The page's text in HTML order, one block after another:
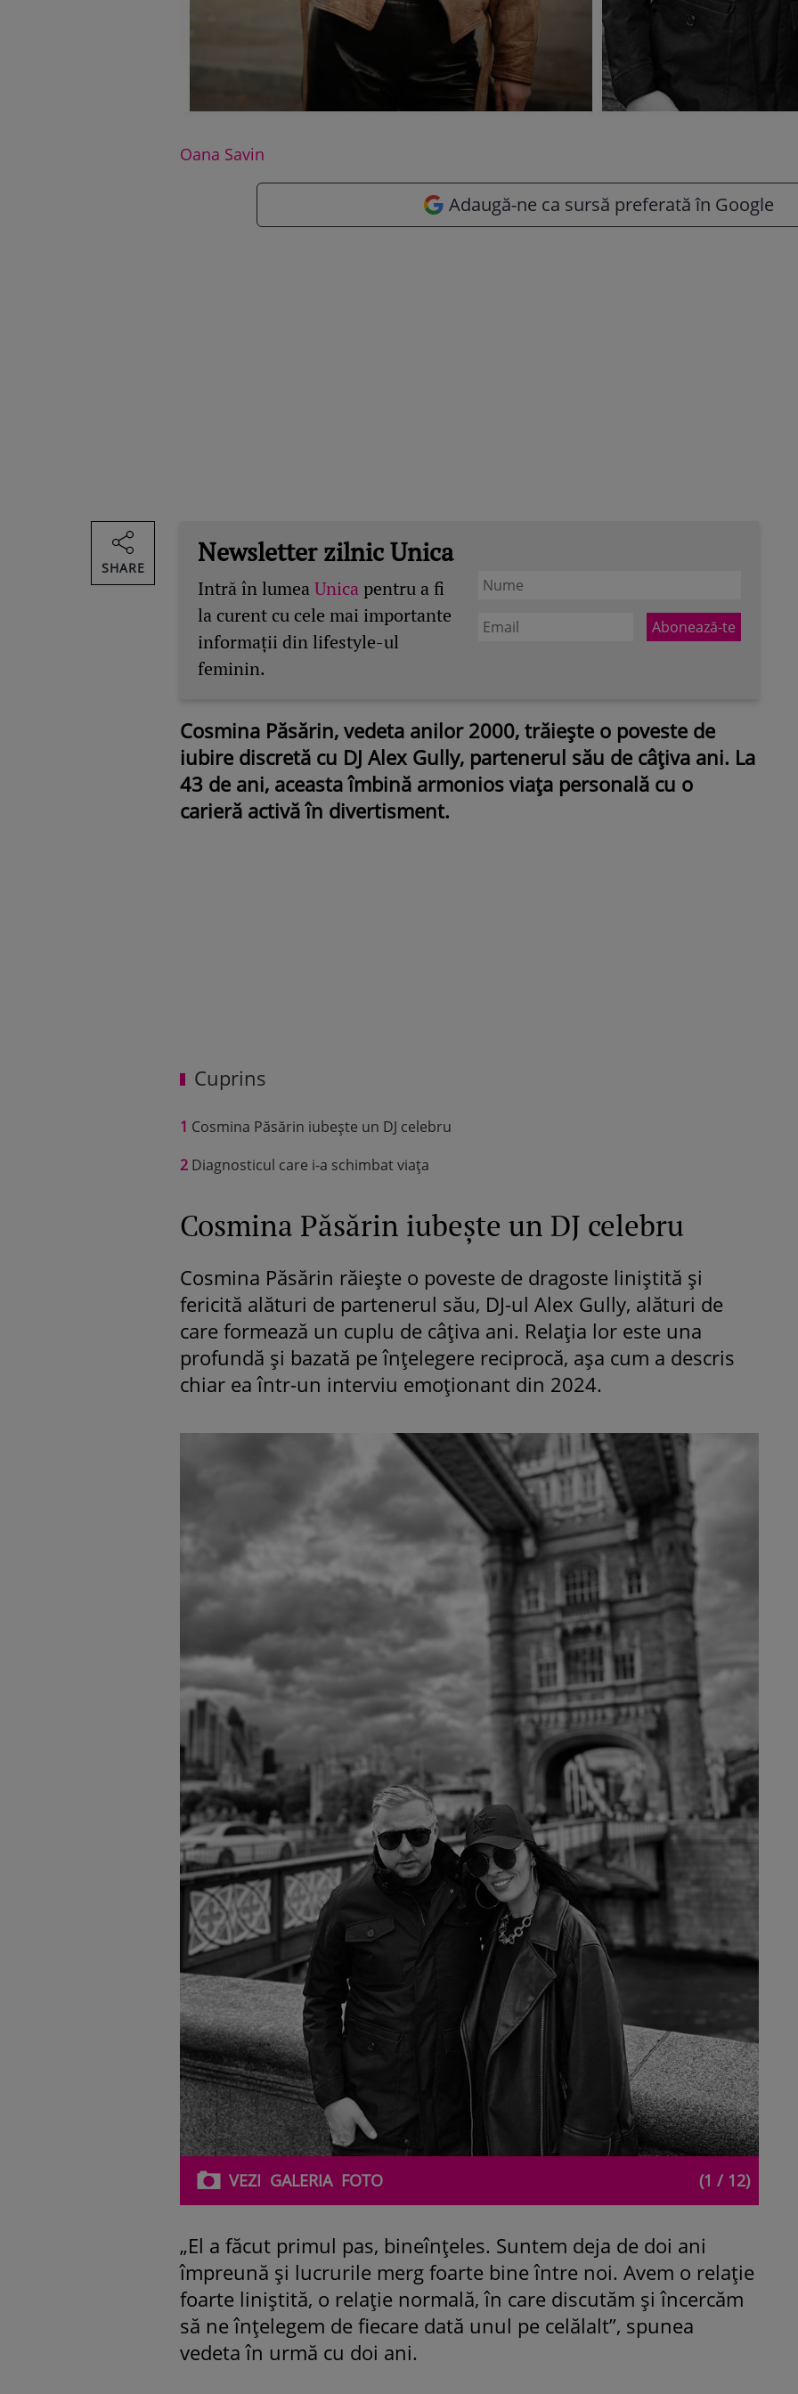
Oana Savin
Adaugă-ne ca sursă preferată în Google
Newsletter zilnic Unica
Intră în lumeaUnica pentru a fi
la curent cu cele mai importante
informații din lifestyle-ul
feminin.
Cosmina Păsărin, vedeta anilor 2000, trăiește o poveste de
iubire discretă cu DJ Alex Gully, partenerul său de câțiva ani. La
43 de ani, aceasta îmbină armonios viața personală cu o
carieră activă în divertisment.
Cuprins
1 Cosmina Păsărin iubește un DJ celebru
2 Diagnosticul care i-a schimbat viața
Cosmina Păsărin iubește un DJ celebru
Cosmina Păsărin răiește o poveste de dragoste liniștită și
fericită alături de partenerul său, DJ-ul Alex Gully, alături de
care formează un cuplu de câțiva ani. Relația lor este una
profundă și bazată pe înțelegere reciprocă, așa cum a descris
chiar ea într-un interviu emoționant din 2024.
VEZI GALERIAFOTO (1 / 12)
„El a făcut primul pas, bineînţeles. Suntem deja de doi ani
împreună şi lucrurile merg foarte bine între noi. Avem o relaţie
foarte liniştită, o relaţie normală, în care discutăm şi încercăm
să ne înţelegem de fiecare dată unul pe celălalt”, spunea
vedeta în urmă cu doi ani.
SHARE